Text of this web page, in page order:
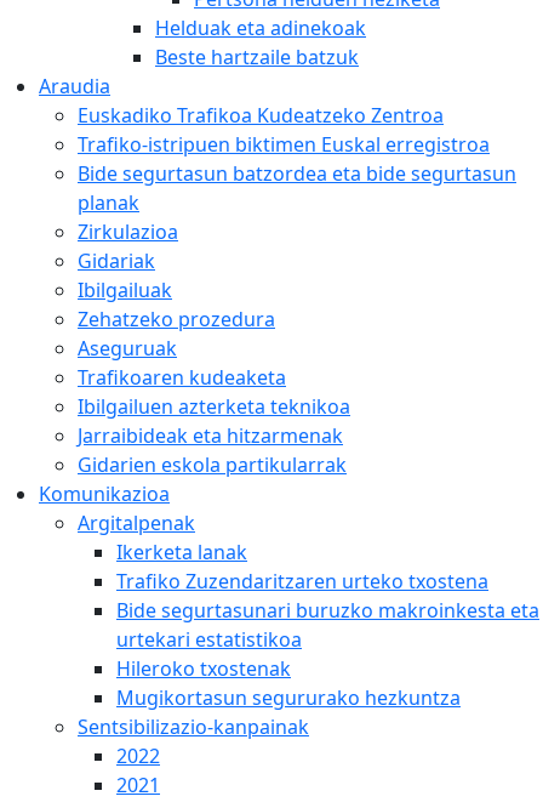
Helduak eta adinekoak
Beste hartzaile batzuk
Araudia
Euskadiko Trafikoa Kudeatzeko Zentroa
Trafiko-istripuen biktimen Euskal erregistroa
Bide segurtasun batzordea eta bide segurtasun
planak
Zirkulazioa
Gidariak
Ibilgailuak
Zehatzeko prozedura
Aseguruak
Trafikoaren kudeaketa
Ibilgailuen azterketa teknikoa
Jarraibideak eta hitzarmenak
Gidarien eskola partikularrak
Komunikazioa
Argitalpenak
Ikerketa lanak
Trafiko Zuzendaritzaren urteko txostena
Bide segurtasunari buruzko makroinkesta eta
urtekari estatistikoa
Hileroko txostenak
Mugikortasun segururako hezkuntza
Sentsibilizazio-kanpainak
2022
2021